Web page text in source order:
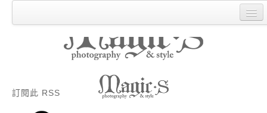
魔法寫真介紹
產品套裝
樣本展示
訂閱此 RSS